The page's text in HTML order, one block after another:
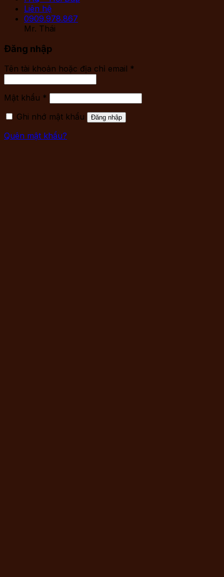
Liên hệ
0909.978.867
Mr. Thái
Đăng nhập
Tên tài khoản hoặc địa chỉ email *
Mật khẩu *
Ghi nhớ mật khẩu
Đăng nhập
Quên mật khẩu?